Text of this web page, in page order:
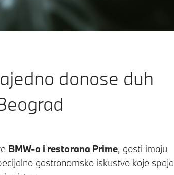
donose duh
BMW-a i restorana Prime, gosti imaju
gastronomsko iskustvo koje spaja